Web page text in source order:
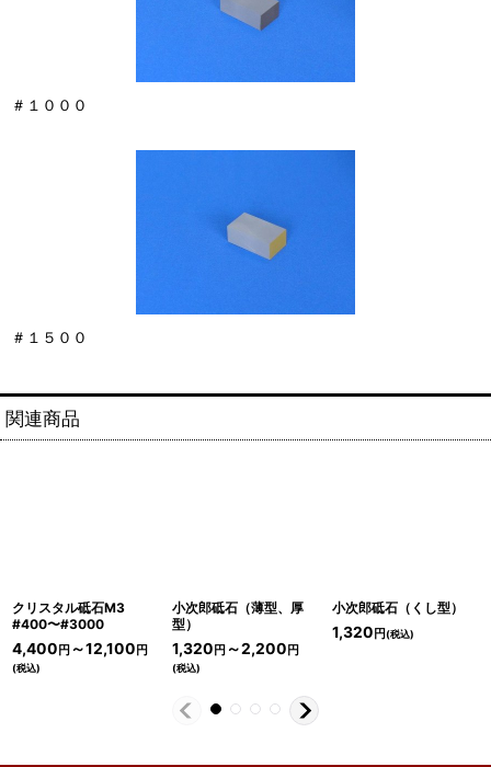
＃１０００
＃１５００
関連商品
クリスタル砥石M3
#400〜#3000
4,400 円 ～12,100 円
(税込)
小次郎砥石（薄型、厚
型）
1,320 円 ～2,200 円
(税込)
小次郎砥石（くし型）
1,320 円(税込)